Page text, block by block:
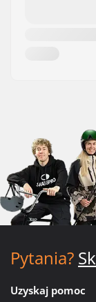
Pytania?
Uzyskaj pomoc